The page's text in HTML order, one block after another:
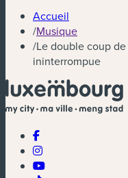
Accueil
/Musique
/Le double coup
ininterrompue